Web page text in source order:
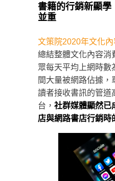
書籍的行銷新顯學
並重
文策院2020年文化
總結整體文化內容消
眾每天平均上網時數
間大量被網路佔據，
讀者接收書訊的管道
台， 社群媒體顯然已
店與網路書店行銷時